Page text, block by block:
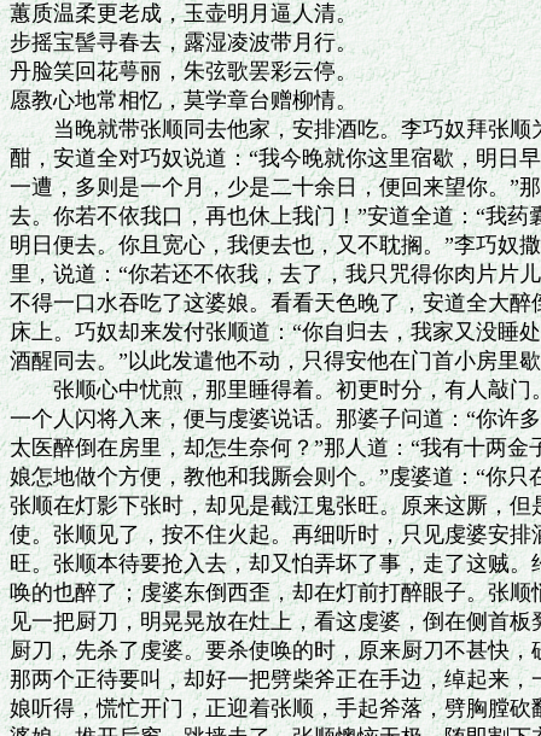
蕙质温柔更老成，玉壶明月逼人清。
步摇宝髻寻春去，露湿凌波带月行。
丹脸笑回花萼丽，朱弦歌罢彩云停。
愿教心地常相忆，莫学章台赠柳情。
当晚就带张顺同去他家，安排酒吃。李巧奴拜张顺
酣，安道全对巧奴说道：“我今晚就你这里宿歇，明日
一遭，多则是一个月，少是二十余日，便回来望你。”
去。你若不依我口，再也休上我门！”安道全道：“我药
明日便去。你且宽心，我便去也，又不耽搁。”李巧奴
里，说道：“你若还不依我，去了，我只咒得你肉片片
不得一口水吞吃了这婆娘。看看天色晚了，安道全大
床上。巧奴却来发付张顺道：“你自归去，我家又没睡
酒醒同去。”以此发遣他不动，只得安他在门首小房里
张顺心中忧煎，那里睡得着。初更时分，有人敲门
一个人闪将入来，便与虔婆说话。那婆子问道：“你许
太医醉倒在房里，却怎生奈何？”那人道：“我有十两金
娘怎地做个方便，教他和我厮会则个。”虔婆道：“你只
张顺在灯影下张时，却见是截江鬼张旺。原来这厮，
使。张顺见了，按不住火起。再细听时，只见虔婆安
旺。张顺本待要抢入去，却又怕弄坏了事，走了这贼
唤的也醉了；虔婆东倒西歪，却在灯前打醉眼子。张
见一把厨刀，明晃晃放在灶上，看这虔婆，倒在侧首
厨刀，先杀了虔婆。要杀使唤的时，原来厨刀不甚快
那两个正待要叫，却好一把劈柴斧正在手边，绰起来
娘听得，慌忙开门，正迎着张顺，手起斧落，劈胸膛